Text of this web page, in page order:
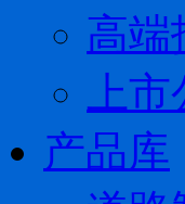
高端
上
产品库